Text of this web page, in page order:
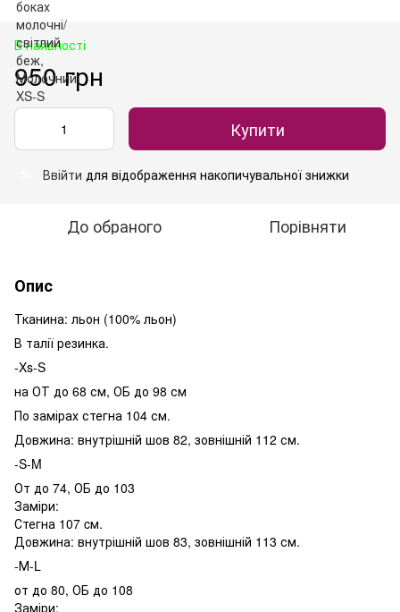
В наявності
950 грн
Купити
Ввійти для відображення накопичувальної знижки
До обраного Порівняти
Опис
Тканина: льон (100% льон)
В талії резинка.
-Xs-S
на ОТ до 68 см, ОБ до 98 см
По замірах стегна 104 см.
Довжина: внутрішній шов 82, зовнішній 112 см.
-S-M
От до 74, ОБ до 103
Заміри:
Стегна 107 cм.
Довжина: внутрішній шов 83, зовнішній 113 см.
-М-L
от до 80, ОБ до 108
Заміри: